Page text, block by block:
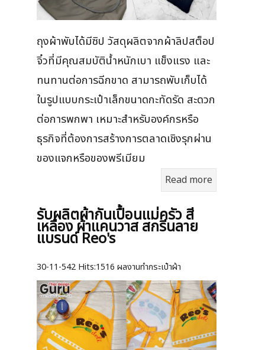
ถุงผ้าพับได้มีซิป วัสดุผลิตจากผ้าลิปสต็อป
จิ๋วที่มีคุณสมบัติน้ำหนักเบา แข็งแรง และ
ทนทานต่อการฉีกขาด สามารถพับเก็บได้
ในรูปแบบกระเป๋าเล็กขนาดกะทัดรัด สะดวก
ต่อการพกพา เหมาะสำหรับองค์กรหรือ
ธุรกิจที่ต้องการสร้างการตลาดเชิงรุกผ่าน
ของแจกหรือของพรีเมียม
Read more
รับผลิตผ้ากันเปื้อนแม่ครัว สี
เหลือง ผ้าแคนวาส สกรีนลาย
แบรนด์ Reo's
30-11-542 Hits:1516 ผลงานทำกระเป๋าผ้า